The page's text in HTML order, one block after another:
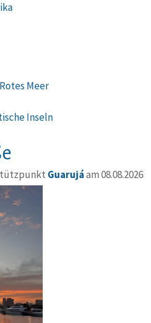
Meer
Inseln
Guarujáam 08.08.2026